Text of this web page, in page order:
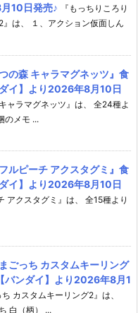
10日発売♪
『もっちりころり
』は、 １、アクション仮面しん
の森 キャラマグネッツ』食
イ】より2026年8月10日
ャラマグネッツ』は、 全24種よ
のメモ ...
ルピーチ アクスタグミ』食
イ】より2026年8月10日
アクスタグミ』は、 全15種より
ごっち カスタムキーリング
バンダイ】より2026年8月1
ち カスタムキーリング2』は、
白（柄） ...